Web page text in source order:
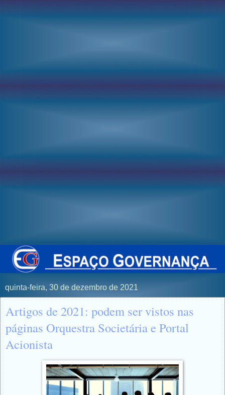
quinta-feira, 30 de dezembro de 2021
Artigos de 2021: podem ser vistos nas
páginas Orquestra Societária e Portal
Acionista